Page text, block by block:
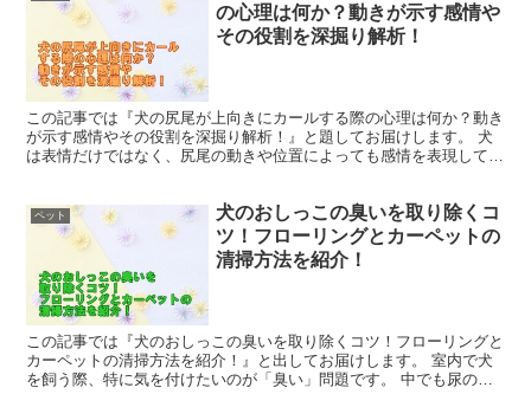
の心理は何か？動きが示す感情や
その役割を深掘り解析！
この記事では『犬の尻尾が上向きにカールする際の心理は何か？動き
が示す感情やその役割を深掘り解析！』と題してお届けします。 犬
は表情だけではなく、尻尾の動きや位置によっても感情を表現してい
ペット
犬のおしっこの臭いを取り除くコ
ツ！フローリングとカーペットの
清掃方法を紹介！
この記事では『犬のおしっこの臭いを取り除くコツ！フローリングと
カーペットの清掃方法を紹介！』と出してお届けします。 室内で犬
を飼う際、特に気を付けたいのが「臭い」問題です。 中でも尿の臭